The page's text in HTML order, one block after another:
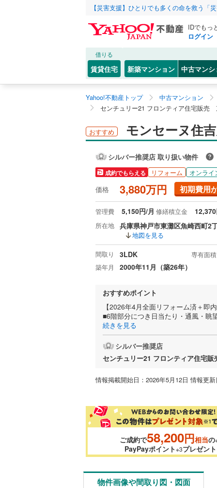
【災害支援】ひとりでも多くの命を救う「
IDでもっ
ログイン
借りる
賃貸住宅 新築マンション 中古マンシ
Yahoo!不動産トップ
中古マンション
センチュリー21 フロンティア住宅販売
おすすめ モンセーヌ住
シルバー推奨店 取り扱い物件
成約でもらえる リフォーム オンライ
価格 3,880万円 初期費用
管理費 5,150円/月 修繕積立金
所在地 兵庫県神戸市東灘区魚崎西町2
地図を見る
間取り 3LDK
専有面積
築年月
2000年11月（築26年）
おすすめポイント
【2026年4月全面リフォーム済＋即
■6階部分につき日当たり・通風・眺
続きを見る
シルバー推奨店
センチュリー21 フロンティア住宅
情報掲載開始日：2026年5月12日 情報更
ご成約で58,200円相当の
PayPayポイント※3プレゼント
物件画像や間取り図・図面